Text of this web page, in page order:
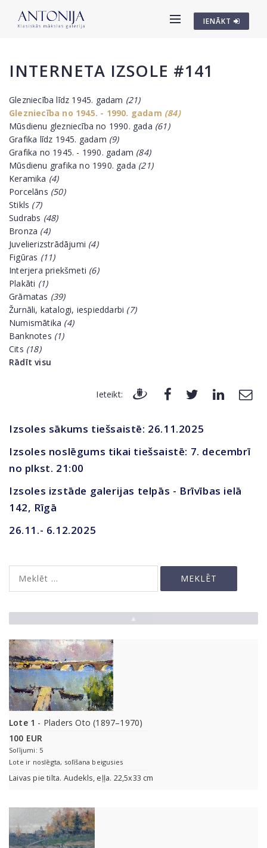
IENĀKT
INTERNETA IZSOLE #141
Glezniecība līdz 1945. gadam (21)
Glezniecība no 1945. - 1990. gadam (84)
Mūsdienu glezniecība no 1990. gada (61)
Grafika līdz 1945. gadam (9)
Grafika no 1945. - 1990. gadam (84)
Mūsdienu grafika no 1990. gada (21)
Keramika (4)
Porcelāns (50)
Stikls (7)
Sudrabs (48)
Bronza (4)
Juvelierizstrādājumi (4)
Figūras (11)
Interjera priekšmeti (6)
Plakāti (1)
Grāmatas (39)
Žurnāli, katalogi, iespieddarbi (7)
Numismātika (4)
Banknotes (1)
Cits (18)
Rādīt visu
Ieteikt:
Izsoles sākums tiešsaistē: 26.11.2025
Izsoles noslēgums tikai tiešsaistē: 7. decembrī
no plkst. 21:00
Izsoles izstāde galerijas telpās - Brīvības ielā
142, Rīgā
26.11.- 6.12.2025
Lote 1 - Pladers Oto (1897–1970)
100 EUR
Solījumi: 5
Lote ir noslēgta, solīšana beigusies
Laivas pie tilta. Audekls, eļļa. 22,5x33 cm